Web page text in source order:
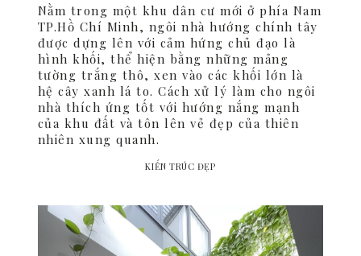
Nằm trong một khu dân cư mới ở phía Nam
TP.Hồ Chí Minh, ngôi nhà hướng chính tây
được dựng lên với cảm hứng chủ đạo là
hình khối, thể hiện bằng những mảng
tường trắng thô, xen vào các khối lớn là
hệ cây xanh lá to. Cách xử lý làm cho ngôi
nhà thích ứng tốt với hướng nắng mạnh
của khu đất và tôn lên vẻ đẹp của thiên
nhiên xung quanh.
KIẾN TRÚC ĐẸP